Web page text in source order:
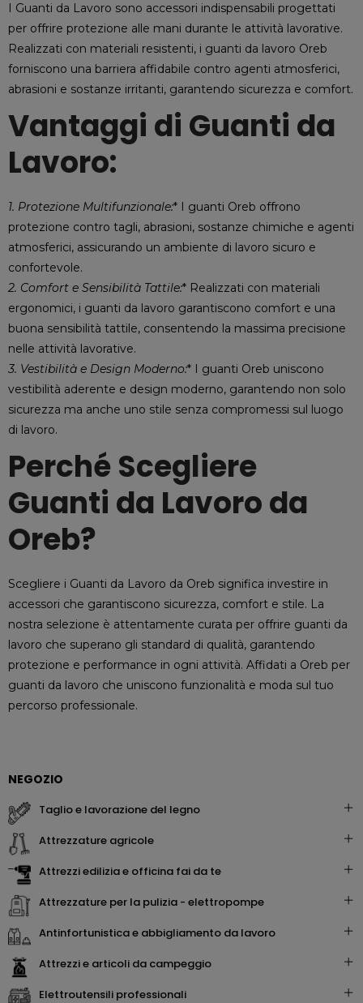
I Guanti da Lavoro sono accessori indispensabili progettati
per offrire protezione alle mani durante le attività lavorative.
Realizzati con materiali resistenti, i guanti da lavoro Oreb
forniscono una barriera affidabile contro agenti atmosferici,
abrasioni e sostanze irritanti, garantendo sicurezza e comfort.
Vantaggi di Guanti da
Lavoro:
1. Protezione Multifunzionale:* I guanti Oreb offrono
protezione contro tagli, abrasioni, sostanze chimiche e agenti
atmosferici, assicurando un ambiente di lavoro sicuro e
confortevole.
2. Comfort e Sensibilità Tattile:* Realizzati con materiali
ergonomici, i guanti da lavoro garantiscono comfort e una
buona sensibilità tattile, consentendo la massima precisione
nelle attività lavorative.
3. Vestibilità e Design Moderno:* I guanti Oreb uniscono
vestibilità aderente e design moderno, garantendo non solo
sicurezza ma anche uno stile senza compromessi sul luogo
di lavoro.
Perché Scegliere
Guanti da Lavoro da
Oreb?
Scegliere i Guanti da Lavoro da Oreb significa investire in
accessori che garantiscono sicurezza, comfort e stile. La
nostra selezione è attentamente curata per offrire guanti da
lavoro che superano gli standard di qualità, garantendo
protezione e performance in ogni attività. Affidati a Oreb per
guanti da lavoro che uniscono funzionalità e moda sul tuo
percorso professionale.
NEGOZIO
taglio e lavorazione del legno
attrezzature agricole
attrezzi edilizia e officina fai da te
attrezzature per la pulizia - elettropompe
antinfortunistica e abbigliamento da lavoro
attrezzi e articoli da campeggio
elettroutensili professionali